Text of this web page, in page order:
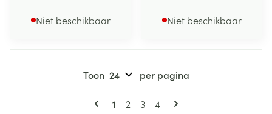
Niet beschikbaar Niet beschikbaar
Pagina's
U lees momenteel pagina
1 Pagina
2 Pagina
3 Pagina
4
Toon per pagina